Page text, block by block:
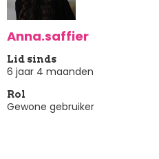
Anna.saffier
Lid sinds
6 jaar 4 maanden
Rol
Gewone gebruiker